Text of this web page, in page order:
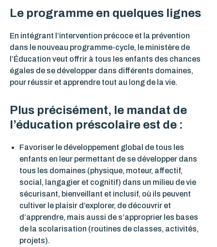
Le programme en quelques lignes
En intégrant l’intervention précoce et la prévention
dans le nouveau programme-cycle, le ministère de
l’Éducation veut offrir à tous les enfants des chances
égales de se développer dans différents domaines,
pour réussir et apprendre tout au long de la vie.
Plus précisément, le mandat de
l’éducation préscolaire est de :
Favoriser le développement global de tous les
enfants en leur permettant de se développer dans
tous les domaines (physique, moteur, affectif,
social, langagier et cognitif) dans un milieu de vie
sécurisant, bienveillant et inclusif, où ils peuvent
cultiver le plaisir d’explorer, de découvrir et
d’apprendre, mais aussi de s’approprier les bases
de la scolarisation (routines de classes, activités,
projets).